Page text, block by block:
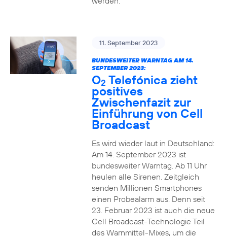
11. September 2023
BUNDESWEITER WARNTAG AM 14.
SEPTEMBER 2023:
O2 Telefónica zieht
positives
Zwischenfazit zur
Einführung von Cell
Broadcast
Es wird wieder laut in Deutschland:
Am 14. September 2023 ist
bundesweiter Warntag. Ab 11 Uhr
heulen alle Sirenen. Zeitgleich
senden Millionen Smartphones
einen Probealarm aus. Denn seit
23. Februar 2023 ist auch die neue
Cell Broadcast-Technologie Teil
des Warnmittel-Mixes, um die